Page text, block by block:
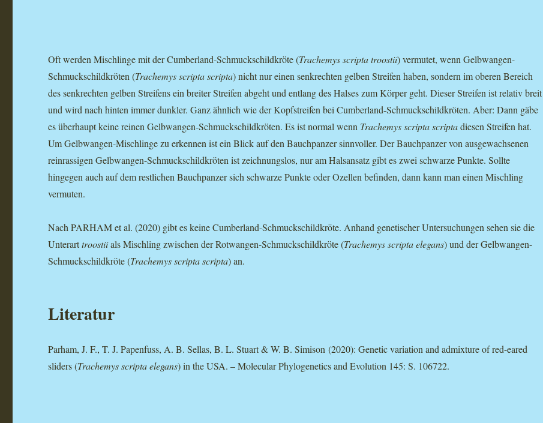
Oft werden Mischlinge mit der Cumberland-Schmuckschildkröte (Trachemys scripta troostii) vermutet, wenn Gelbwangen-
Schmuckschildkröten (Trachemys scripta scripta) nicht nur einen senkrechten gelben Streifen haben, sondern im oberen Bereich
des senkrechten gelben Streifens ein breiter Streifen abgeht und entlang des Halses zum Körper geht. Dieser Streifen ist relativ breit
und wird nach hinten immer dunkler. Ganz ähnlich wie der Kopfstreifen bei Cumberland-Schmuckschildkröten. Aber: Dann gäbe
es überhaupt keine reinen Gelbwangen-Schmuckschildkröten. Es ist normal wenn Trachemys scripta scriptadiesen Streifen hat.
Um Gelbwangen-Mischlinge zu erkennen ist ein Blick auf den Bauchpanzer sinnvoller. Der Bauchpanzer von ausgewachsenen
reinrassigen Gelbwangen-Schmuckschildkröten ist zeichnungslos, nur am Halsansatz gibt es zwei schwarze Punkte. Sollte
hingegen auch auf dem restlichen Bauchpanzer sich schwarze Punkte oder Ozellen befinden, dann kann man einen Mischling
vermuten.
Nach PARHAM et al. (2020) gibt es keine Cumberland-Schmuckschildkröte. Anhand genetischer Untersuchungen sehen sie die
Unterarttroostiials Mischling zwischen der Rotwangen-Schmuckschildkröte (Trachemys scripta elegans) und der Gelbwangen-
Schmuckschildkröte (Trachemys scripta scripta) an.
Literatur
Parham, J. F., T. J. Papenfuss, A. B. Sellas, B. L. Stuart & W. B. Simison (2020): Genetic variation and admixture of red-eared
sliders (Trachemys scripta elegans) in the USA. – Molecular Phylogenetics and Evolution 145: S. 106722.